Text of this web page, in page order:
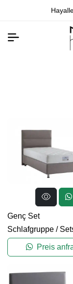
Genç Set
Schlafgruppe /
Preis